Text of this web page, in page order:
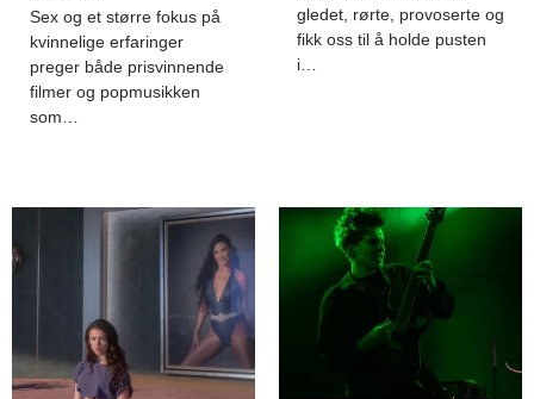
Sex og et større fokus på
kvinnelige erfaringer
preger både prisvinnende
filmer og popmusikken
som…
gledet, rørte, provoserte og
fikk oss til å holde pusten
i…